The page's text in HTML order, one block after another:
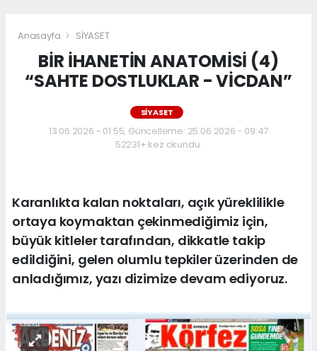
Anasayfa SİYASET
BİR İHANETİN ANATOMİSİ (4)
“SAHTE DOSTLUKLAR - VİCDAN”
SİYASET
13.06.2026 - 01:55, Güncelleme: 25.06.2026 - 09:47
52231+ kez okundu.
Karanlıkta kalan noktaları, açık yüreklilikle
ortaya koymaktan çekinmediğimiz için,
büyük kitleler tarafından, dikkatle takip
edildiğini, gelen olumlu tepkiler üzerinden de
anladığımız, yazı dizimize devam ediyoruz.